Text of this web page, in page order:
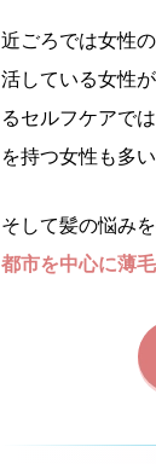
近ごろでは女性
活している女性
るセルフケアで
を持つ女性も多い
そして髪の悩み
都市を中心に薄